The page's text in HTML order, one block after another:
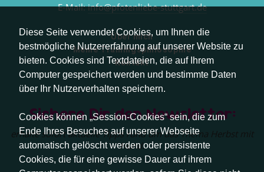
Diese Seite verwendet Cookies, um Ihnen die
bestmögliche Nutzererfahrung auf unserer Website zu
bieten. Cookies sind Textdateien, die auf Ihrem
Computer gespeichert werden und bestimmte Daten
über Ihr Nutzerverhalten speichern.
Cookies können „Session-Cookies“ sein, die zum
Ende Ihres Besuches auf unserer Webseite
automatisch gelöscht werden oder persistente
Cookies, die für eine gewisse Dauer auf ihrem
E-Mail:info@pfotenliebe-stuttgart.de
Über mich
Meine Trainingsphilosophie
Kontakt
Sichere Dir den Newsletter:
erhalte sofort aktuelle Tipps rund um das Thema Herbst mit
Hund.